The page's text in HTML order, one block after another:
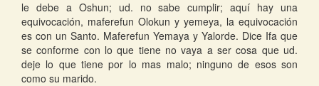
le debe a Oshun; ud. no sabe cumplir; aquí hay una
equivocación, maferefun Olokun y yemeya, la equivocación
es con un Santo. Maferefun Yemaya y Yalorde. Dice Ifa que
se conforme con lo que tiene no vaya a ser cosa que ud.
deje lo que tiene por lo mas malo; ninguno de esos son
como su marido.